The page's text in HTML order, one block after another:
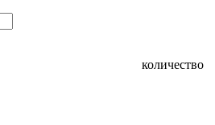
количество